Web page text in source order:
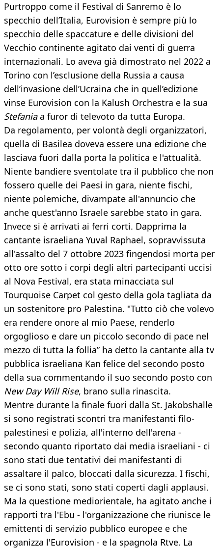
Purtroppo come il Festival di Sanremo è lo
specchio dell’Italia, Eurovision è sempre più lo
specchio delle spaccature e delle divisioni del
Vecchio continente agitato dai venti di guerra
internazionali. Lo aveva già dimostrato nel 2022 a
Torino con l’esclusione della Russia a causa
dell’invasione dell’Ucraina che in quell’edizione
vinse Eurovision con la Kalush Orchestra e la sua
Stefaniaa furor di televoto da tutta Europa.
Da regolamento, per volontà degli organizzatori,
quella di Basilea doveva essere una edizione che
lasciava fuori dalla porta la politica e l'attualità.
Niente bandiere sventolate tra il pubblico che non
fossero quelle dei Paesi in gara, niente fischi,
niente polemiche, divampate all'annuncio che
anche quest'anno Israele sarebbe stato in gara.
Invece si è arrivati ai ferri corti. Dapprima la
cantante israeliana Yuval Raphael, sopravvissuta
all'assalto del 7 ottobre 2023 fingendosi morta per
otto ore sotto i corpi degli altri partecipanti uccisi
al Nova Festival, era stata minacciata sul
Tourquoise Carpet col gesto della gola tagliata da
un sostenitore pro Palestina. "Tutto ciò che volevo
era rendere onore al mio Paese, renderlo
orgoglioso e dare un piccolo secondo di pace nel
mezzo di tutta la follia” ha detto la cantante alla tv
pubblica israeliana Kan felice del secondo posto
della sua commentando il suo secondo posto con
New Day Will Rise, brano sulla rinascita.
Mentre durante la finale fuori dalla St. Jakobshalle
si sono registrati scontri tra manifestanti filo-
palestinesi e polizia, all'interno dell'arena -
secondo quanto riportato dai media israeliani - ci
sono stati due tentativi dei manifestanti di
assaltare il palco, bloccati dalla sicurezza. I fischi,
se ci sono stati, sono stati coperti dagli applausi.
Ma la questione mediorientale, ha agitato anche i
rapporti tra l'Ebu - l'organizzazione che riunisce le
emittenti di servizio pubblico europee e che
organizza l'Eurovision - e la spagnola Rtve. La